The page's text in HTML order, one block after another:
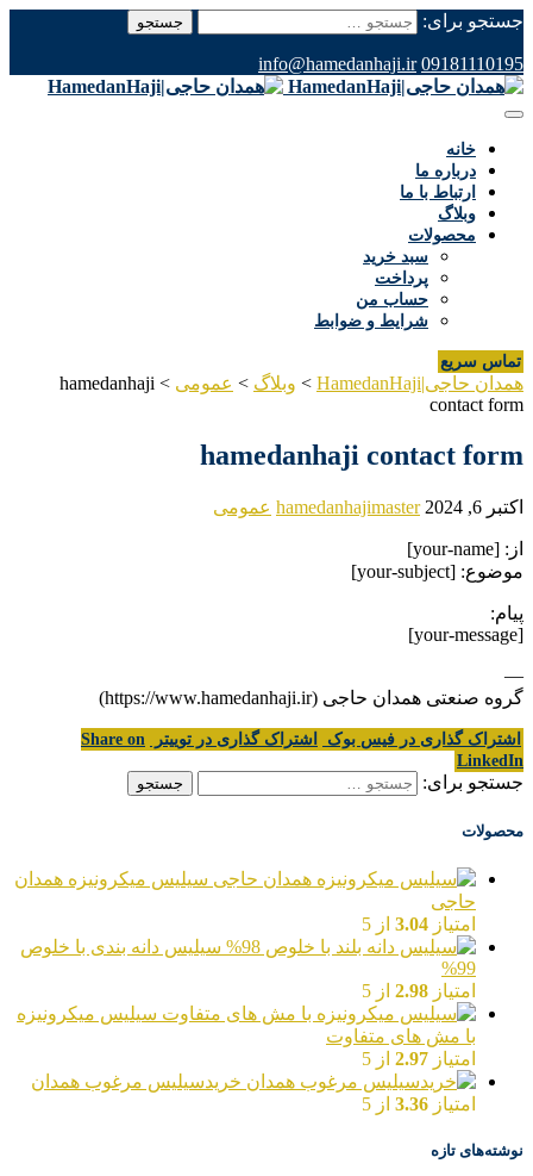
جستجو برای:
09181110195
info@hamedanhaji.ir
خانه
درباره ما
ارتباط با ما
وبلاگ
محصولات
سبد خرید
پرداخت
حساب من
شرایط و ضوابط
تماس سریع
همدان حاجی|HamedanHaji > وبلاگ > عمومی >
hamedanhaji
contact form
hamedanhaji contact form
اکتبر 6, 2024 hamedanhajimaster عمومی
از: [your-name]
موضوع: [your-subject]
پیام:
[your-message]
—
گروه صنعتی همدان حاجی (https://www.hamedanhaji.ir)
اشتراک گذاری در فیس بوک اشتراک گذاری در توییتر
Share on
LinkedIn
جستجو برای:
محصولات
سیلیس میکرونیزه همدان
حاجی
امتیاز 3.04 از 5
سیلیس دانه بندی با خلوص
99%
امتیاز 2.98 از 5
سیلیس میکرونیزه
با مش های متفاوت
امتیاز 2.97 از 5
خریدسیلیس مرغوب همدان
امتیاز 3.36 از 5
نوشته‌های تازه